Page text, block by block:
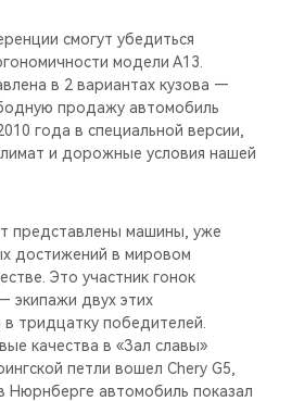
смогут убедиться
модели А13.
в 2 вариантах кузова —
продажу автомобиль
года в специальной версии,
и дорожные условия нашей
представлены машины, уже
достижений в мировом
Это участник гонок
экипажи двух этих
тридцатку победителей.
качества в «Зал славы»
петли вошел Chery G5,
Нюрнберге автомобиль показал